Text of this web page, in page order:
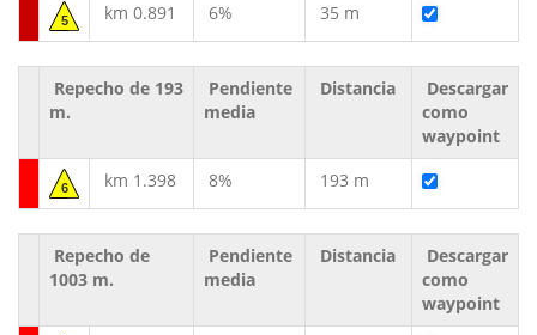
5 km 0.891 6% 35 m
Repecho de 193
m.
Pendiente
media
Distancia
Descargar
como
waypoint
6 km 1.398 8% 193 m
Repecho de
1003 m.
Pendiente
media
Distancia
Descargar
como
waypoint